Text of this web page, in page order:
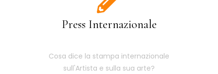
Press Internazionale
Cosa dice la stampa internazionale
sull'Artista e sulla sua arte?